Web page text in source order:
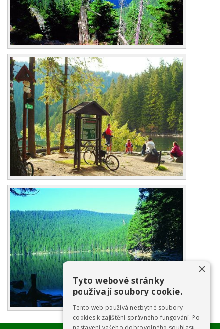
×
Tyto webové stránky
používají soubory cookie.
Tento web používá nezbytné soubory
cookies k zajištění správného fungování. Po
nastavení vašeho dobrovolného souhlasu